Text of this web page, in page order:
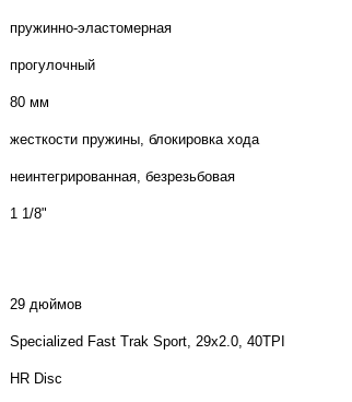
пружинно-эластомерная
прогулочный
80 мм
жесткости пружины, блокировка хода
неинтегрированная, безрезьбовая
1 1/8"
29 дюймов
Specialized Fast Trak Sport, 29x2.0, 40TPI
HR Disc